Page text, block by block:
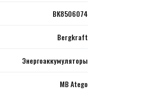
BK8506074
Bergkraft
Энергоаккумуляторы
MB Atego